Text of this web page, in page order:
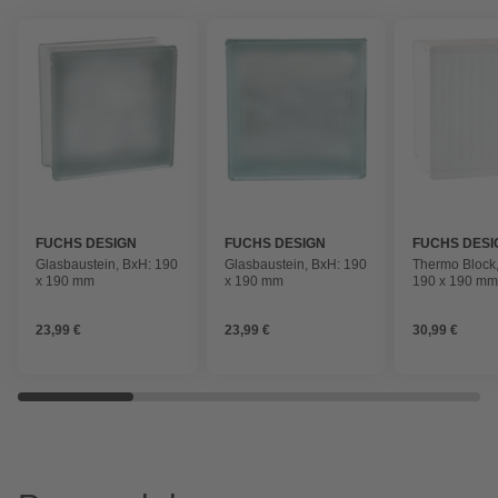
FUCHS DESIGN
Glasbaustein, BxH: 190
x 190 mm
23,99 €
FUCHS DESIGN
Glasbaustein, BxH: 190
x 190 mm
23,99 €
FUCHS
Thermo
190 x 190 mm
30,99 €